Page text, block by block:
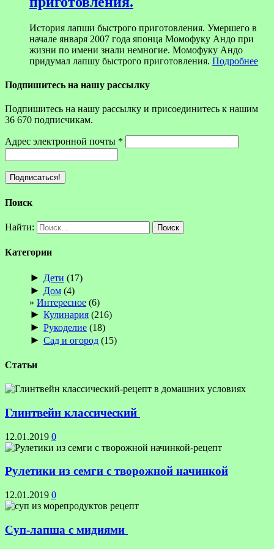
История лапши быстрого приготовления. Умершего в
начале января 2007 года японца Момофуку Андо при
жизни по имени знали немногие. Момофуку Андо
придумал лапшу быстрого приготовления. Подробнее
Подпишитесь на нашу рассылку
Подпишитесь на нашу рассылку и присоединитесь к нашим
36 670 подписчикам.
Адрес электронной почты *
Поиск
Найти:
Категории
► Дети (17)
► Дом (4)
Интересное (6)
► Кулинария (216)
► Рукоделие (18)
► Сад и огород (15)
Статьи
Глинтвейн классический
12.01.2019 0
Рулетики из семги с творожной начинкой
12.01.2019 0
Суп-лапша с мидиями